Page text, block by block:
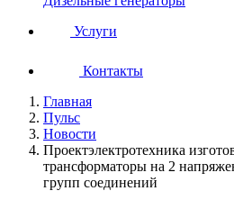
Услуги
Контакты
Главная
Пульс
Новости
Проектэлектротехника
трансформаторы на 2
групп соединений